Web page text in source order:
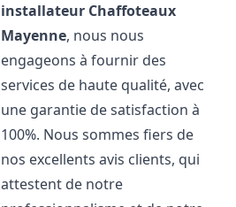
installateur Chaffoteaux
Mayenne, nous nous
engageons à fournir des
services de haute qualité, avec
une garantie de satisfaction à
100%. Nous sommes fiers de
nos excellents avis clients, qui
attestent de notre